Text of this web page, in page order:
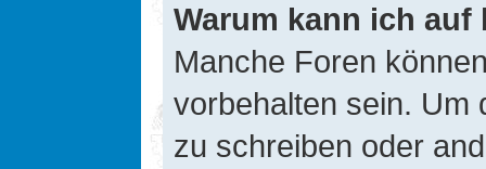
Warum kann ich
Manche Foren
vorbehalten sein. Um
zu schreiben oder